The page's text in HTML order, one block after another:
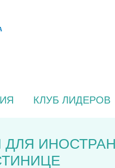
КЛУБ ЛИДЕРОВ